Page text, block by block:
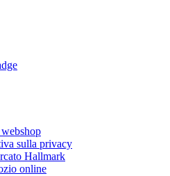
sulla privacy
Hallmark
online